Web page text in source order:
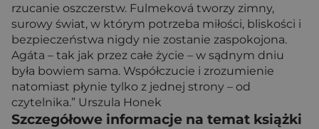
rzucanie oszczerstw. Fulmeková tworzy zimny,
surowy świat, w którym potrzeba miłości, bliskości i
bezpieczeństwa nigdy nie zostanie zaspokojona.
Agáta – tak jak przez całe życie – w sądnym dniu
była bowiem sama. Współczucie i zrozumienie
natomiast płynie tylko z jednej strony – od
czytelnika.” Urszula Honek
Szczegółowe informacje na temat książki